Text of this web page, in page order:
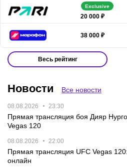
Exclusive
20 000 ₽
38 000 ₽
Весь рейтинг
Новости Все новости
08.08.2026 23:30
Прямая трансляция боя Дияр
Vegas 120
08.08.2026 22:00
Прямая трансляция UFC Vegas
онлайн